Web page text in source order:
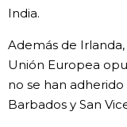
India.
Además de
Unión Europea
no se han adherido
Barbados y San